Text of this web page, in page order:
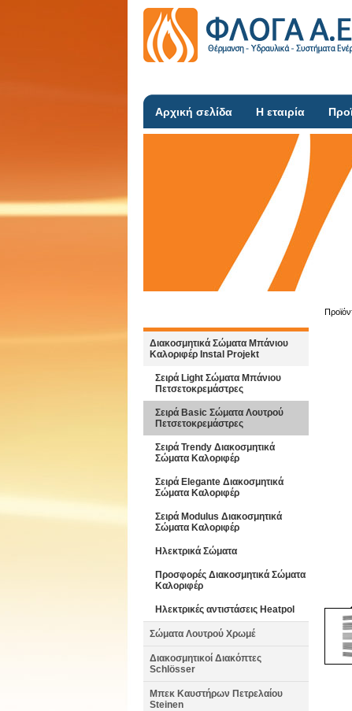
Αρχική σελίδα Η εταιρία
Διακοσμητικά Σώματα Μπάνιου
Καλοριφέρ Instal Projekt
Σειρά Light Σώματα Μπάνιου
Πετσετοκρεμάστρες
Σειρά Basic Σώματα Λουτρού
Πετσετοκρεμάστρες
Σειρά Trendy Διακοσμητικά
Σώματα Καλοριφέρ
Σειρά Elegante Διακοσμητικά
Σώματα Καλοριφέρ
Σειρά Modulus Διακοσμητικά
Σώματα Καλοριφέρ
Ηλεκτρικά Σώματα
Προσφορές Διακοσμητικά Σώματα
Καλοριφέρ
Ηλεκτρικές αντιστάσεις Heatpol
Σώματα Λουτρού Χρωμέ
Διακοσμητικοί Διακόπτες
Schlösser
Μπεκ Καυστήρων Πετρελαίου
Steinen